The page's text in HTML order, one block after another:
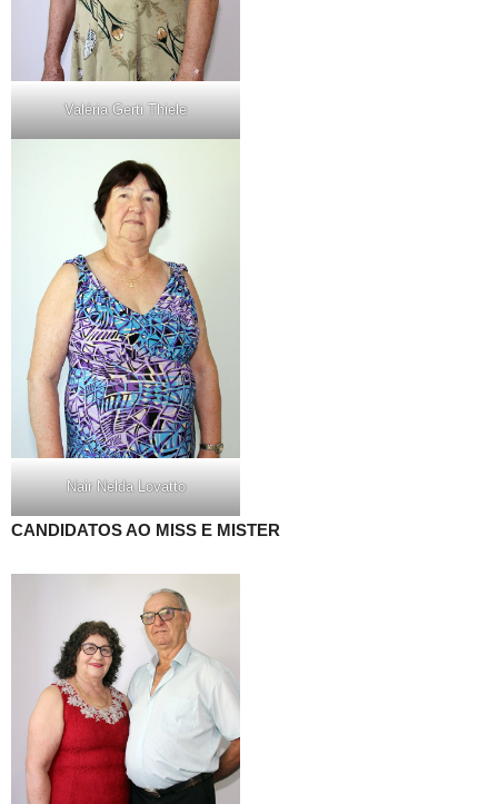
Valéria Gerti Thiele
Nair Nelda Lovatto
CANDIDATOS AO MISS E MISTER